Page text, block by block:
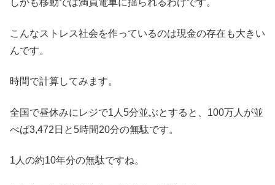
しかも移動では満員電車に揺られるわけです。
こんなストレス社会を作っているのは現金の存在も大きい
んです。
時間で計算してみます。
全国で昼休みにレジで1人5分並ぶとすると、100万人が並
べば3,472日と5時間20分の無駄です。
1人の約10年分の無駄ですね。